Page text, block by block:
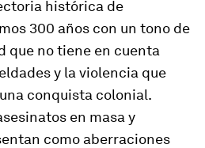
histórica de
300 años con un tono de
no tiene en cuenta
y la violencia que
conquista colonial.
en masa y
como aberraciones